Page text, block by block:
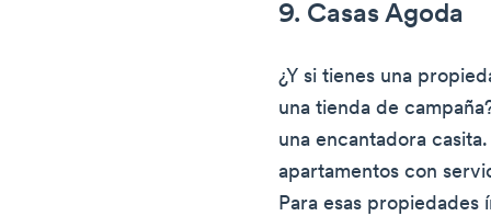
9. Casas Agoda
¿Y si tienes una
una tienda de
una encantadora
apartamentos con
Para esas propiedades